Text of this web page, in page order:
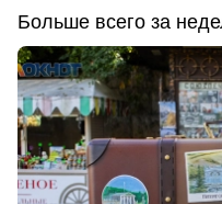
Больше всего за